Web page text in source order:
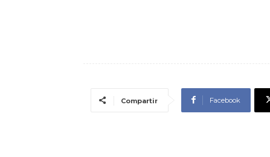
Compartir Facebook